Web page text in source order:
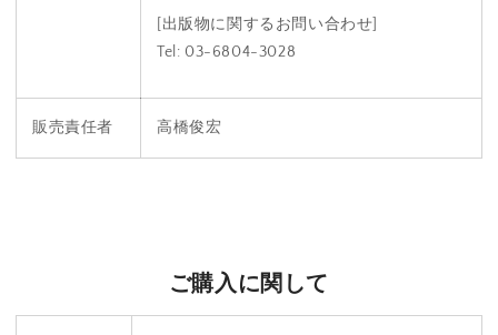
[出版物に関するお問い合わせ]
Tel: 03-6804-3028
販売責任者 高橋俊宏
ご購入に関して